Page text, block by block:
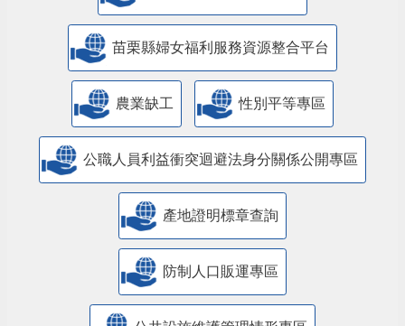
苗栗縣婦女福利服務資源整合平台
農業缺工 性別平等專區
公職人員利益衝突迴避法身分關係公開專區
產地證明標章查詢
防制人口販運專區